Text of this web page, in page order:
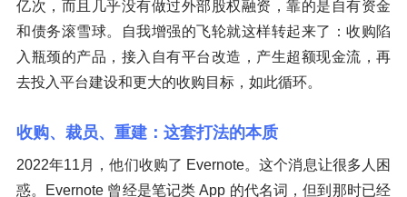
亿次，而且几乎没有做过外部股权融资，靠的是自有资金
和债务滚雪球。自我增强的飞轮就这样转起来了：收购陷
入瓶颈的产品，接入自有平台改造，产生超额现金流，再
去投入平台建设和更大的收购目标，如此循环。
收购、裁员、重建：这套打法的本质
2022年11月，他们收购了 Evernote。这个消息让很多人困
惑。Evernote 曾经是笔记类 App 的代名词，但到那时已经